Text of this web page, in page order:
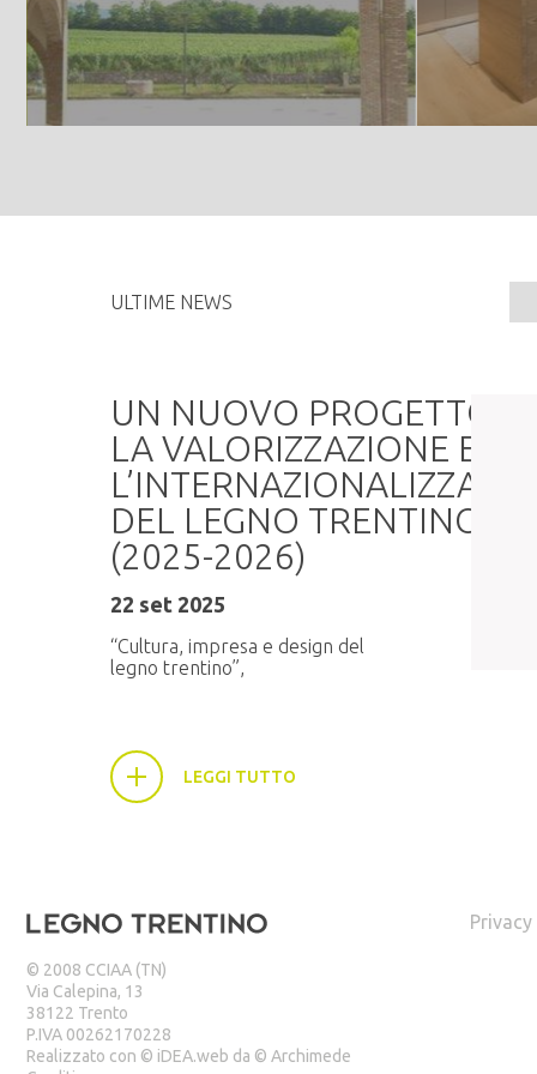
ULTIME NEWS
UN NUOVO PROGETTO
LA VALORIZZAZIONE E
DEL LEGNO TRENTINO
(2025-2026)
22 set 2025
“Cultura, impresa e design del
legno trentino”,
LEGGI TUTTO
© 2008 CCIAA (TN)
Via Calepina, 13
38122 Trento
P.IVA 00262170228
Realizzato con © iDEA.web da © Archimede